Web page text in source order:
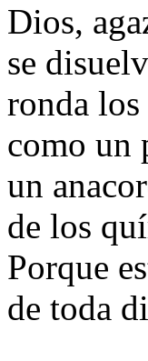
Dios,
se
ronda
como un
un
de los
Porque
de toda